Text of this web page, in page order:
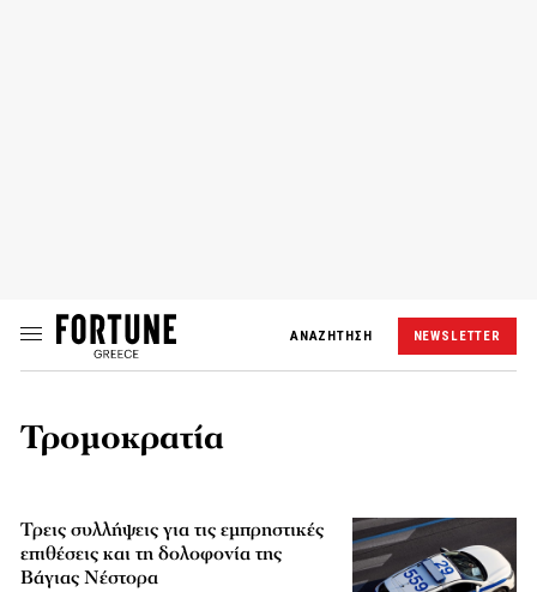
ΑΝΑΖΗΤΗΣΗ NEWSLETTER
Τρομοκρατία
Τρεις συλλήψεις για τις εμπρηστικές
επιθέσεις και τη δολοφονία της
Βάγιας Νέστορα